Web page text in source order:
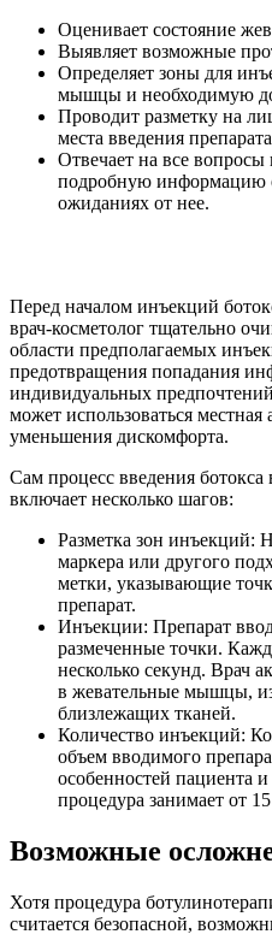
Оценивает состояние
Выявляет возможные
Определяет зоны для
мышцы и необходимую
Проводит разметку на
места введения
Отвечает на все вопросы
подробную информацию
ожиданиях от нее.
Перед началом инъекций
врач-косметолог тщательно
области предполагаемых
предотвращения попадания
индивидуальных
может использоваться местная
уменьшения дискомфорта.
Сам процесс введения
включает несколько шагов:
Разметка зон инъекций:
маркера или другого
метки, указывающие
препарат.
Инъекции: Препарат
размеченные точки.
несколько секунд. Врач
в жевательные мышцы,
близлежащих тканей.
Количество инъекций:
объем вводимого
особенностей пациента
процедура занимает от
Возможные
Хотя процедура
считается безопасной,